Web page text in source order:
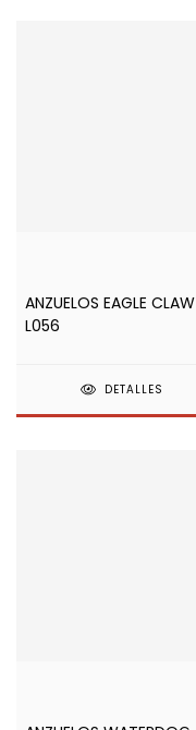
ANZUELOS EAGLE CLAW
L056
DETALLES